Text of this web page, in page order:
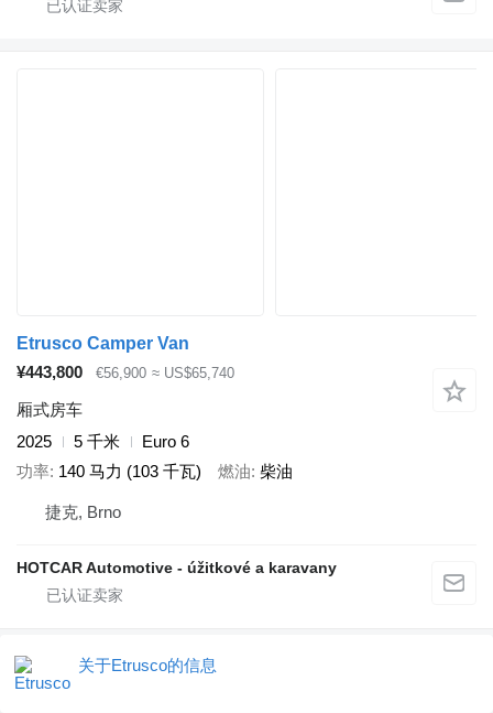
Etrusco Camper Van
¥443,800
€56,900 ≈ US$65,740
厢式房车
2025
5 千米
Euro 6
功率 140 马力 (103 千瓦) 燃油 柴油
捷克, Brno
HOTCAR Automotive - úžitkové a karavany
关于Etrusco的信息